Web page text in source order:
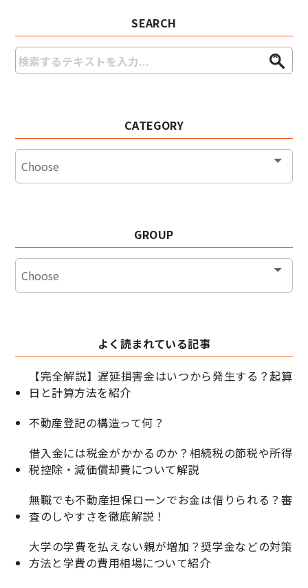
SEARCH
CATEGORY
GROUP
よく読まれている記事
【完全解説】遅延損害金はいつから発生する？起算
日と計算方法を紹介
不動産登記の構造って何？
借入金には税金がかかるのか？相続税の節税や所得
税控除・減価償却費について解説
無職でも不動産担保ローンでお金は借りられる？審
査のしやすさを徹底解説！
大学の学費を払えない親が増加？奨学金などの対策
方法と学費の費用相場について紹介